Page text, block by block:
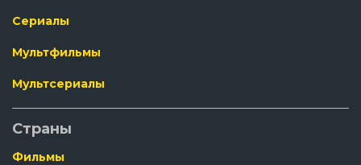
Сериалы
Мультфильмы
Мультсериалы
Страны
Фильмы